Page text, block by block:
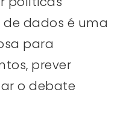
dados é uma
para
prever
o debate